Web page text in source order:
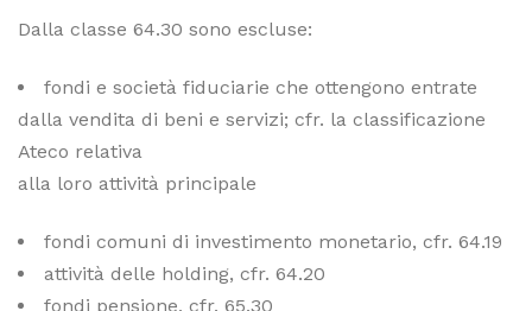
Dalla classe 64.30 sono escluse:
fondi e società fiduciarie che ottengono entrate
dalla vendita di beni e servizi; cfr. la classificazione
Ateco relativa
alla loro attività principale
fondi comuni di investimento monetario, cfr. 64.19
attività delle holding, cfr. 64.20
fondi pensione, cfr. 65.30